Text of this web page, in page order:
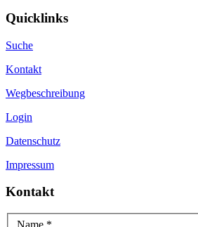
Quicklinks
Suche
Kontakt
Wegbeschreibung
Login
Datenschutz
Impressum
Kontakt
Name *